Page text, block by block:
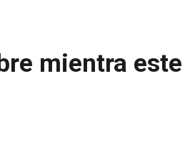
mientra este